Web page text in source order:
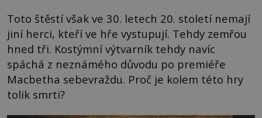
Toto štěstí však ve 30. letech 20. století nemají
jiní herci, kteří ve hře vystupují. Tehdy zemřou
hned tři. Kostýmní výtvarník tehdy navíc
spáchá z neznámého důvodu po premiéře
Macbetha sebevraždu. Proč je kolem této hry
tolik smrti?